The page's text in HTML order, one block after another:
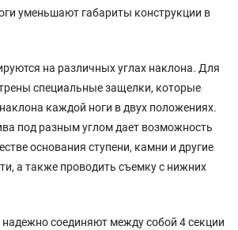
уменьшают габариты конструкции в
на различных углах наклона. Для
специальные защелки, которые
каждой ноги в двух положениях.
под разным углом дает возможность
основания ступени, камни и другие
а также проводить съемку с нижних
соединяют между собой 4 секции